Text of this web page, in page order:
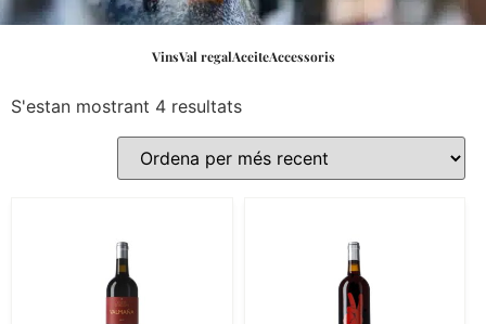
VinsVal regalAceiteAccessoris
S'estan mostrant 4 resultats